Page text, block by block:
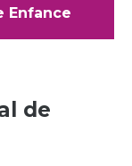
Enfance
de